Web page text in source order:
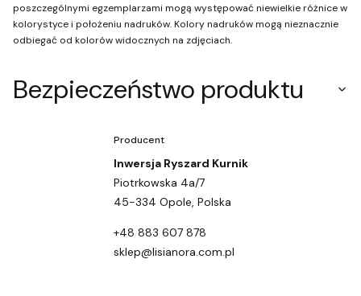
poszczególnymi egzemplarzami mogą występować niewielkie różnice w
kolorystyce i położeniu nadruków. Kolory nadruków mogą nieznacznie
odbiegać od kolorów widocznych na zdjęciach.
Bezpieczeństwo produktu
Producent
Inwersja Ryszard Kurnik
Piotrkowska 4a/7
45-334 Opole, Polska
+48 883 607 878
sklep@lisianora.com.pl